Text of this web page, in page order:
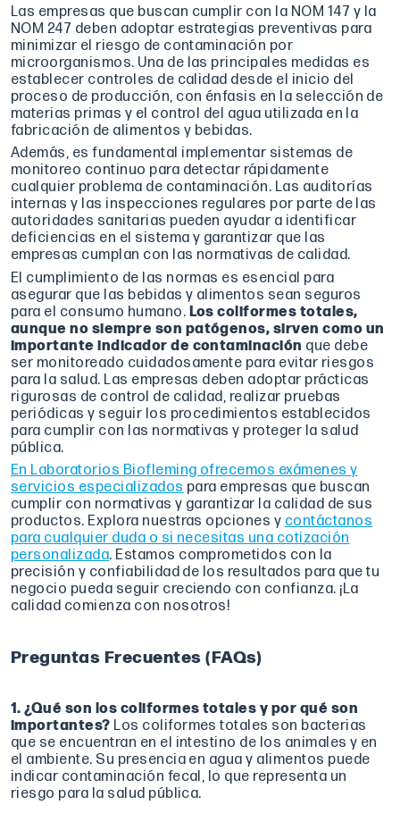
Las empresas que buscan cumplir con la NOM 147 y la
NOM 247 deben adoptar estrategias preventivas para
minimizar el riesgo de contaminación por
microorganismos. Una de las principales medidas es
establecer controles de calidad desde el inicio del
proceso de producción, con énfasis en la selección de
materias primas y el control del agua utilizada en la
fabricación de alimentos y bebidas.
Además, es fundamental implementar sistemas de
monitoreo continuo para detectar rápidamente
cualquier problema de contaminación. Las auditorías
internas y las inspecciones regulares por parte de las
autoridades sanitarias pueden ayudar a identificar
deficiencias en el sistema y garantizar que las
empresas cumplan con las normativas de calidad.
El cumplimiento de las normas es esencial para
asegurar que las bebidas y alimentos sean seguros
para el consumo humano. Los coliformes totales,
aunque no siempre son patógenos, sirven como un
importante indicador de contaminación que debe
ser monitoreado cuidadosamente para evitar riesgos
para la salud. Las empresas deben adoptar prácticas
rigurosas de control de calidad, realizar pruebas
periódicas y seguir los procedimientos establecidos
para cumplir con las normativas y proteger la salud
pública.
En Laboratorios Biofleming ofrecemos exámenes y
servicios especializados para empresas que buscan
cumplir con normativas y garantizar la calidad de sus
productos. Explora nuestras opciones y contáctanos
para cualquier duda o si necesitas una cotización
personalizada. Estamos comprometidos con la
precisión y confiabilidad de los resultados para que tu
negocio pueda seguir creciendo con confianza. ¡La
calidad comienza con nosotros!
Preguntas Frecuentes (FAQs)
1. ¿Qué son los coliformes totales y por qué son
importantes? Los coliformes totales son bacterias
que se encuentran en el intestino de los animales y en
el ambiente. Su presencia en agua y alimentos puede
indicar contaminación fecal, lo que representa un
riesgo para la salud pública.